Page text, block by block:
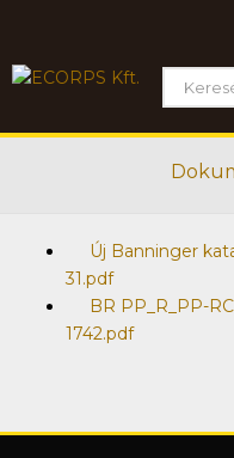
Új Banninger
31.pdf
BR PP_R_PP-
1742.pdf